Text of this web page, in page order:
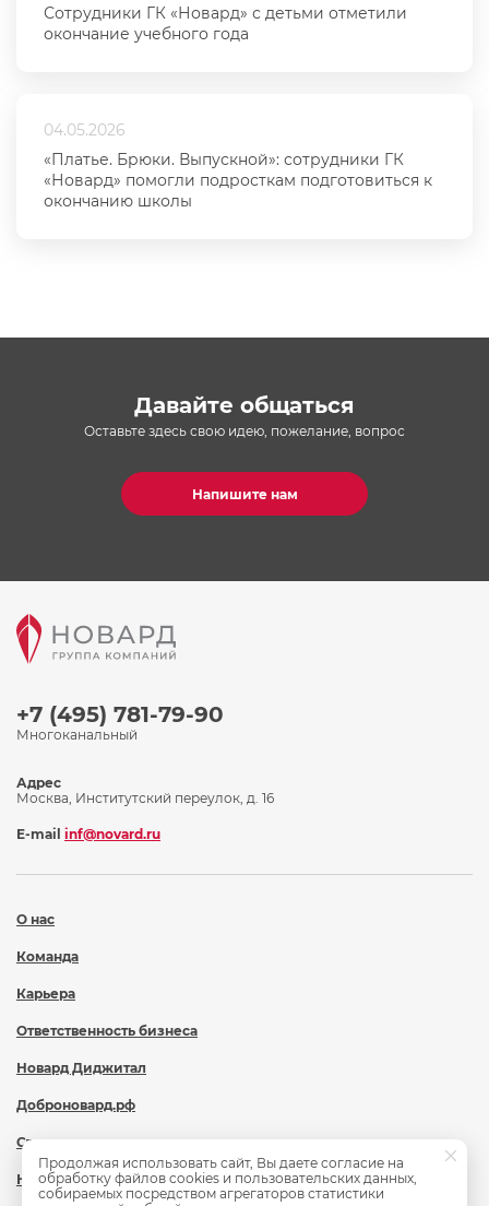
Сотрудники ГК «Новард» с детьми отметили
окончание учебного года
04.05.2026
«Платье. Брюки. Выпускной»: сотрудники ГК
«Новард» помогли подросткам подготовиться к
окончанию школы
Давайте общаться
Оставьте здесь свою идею, пожелание, вопрос
Напишите нам
+7 (495) 781-79-90
Многоканальный
О нас
Команда
Карьера
Ответственность бизнеса
Новард Диджитал
Доброновард.рф
Статьи
Новости
Адрес
Москва, Институтский переулок, д. 16
E-mail inf@novard.ru
Продолжая использовать сайт, Вы даете согласие на
обработку файлов cookies и пользовательских данных,
собираемых посредством агрегаторов статистики